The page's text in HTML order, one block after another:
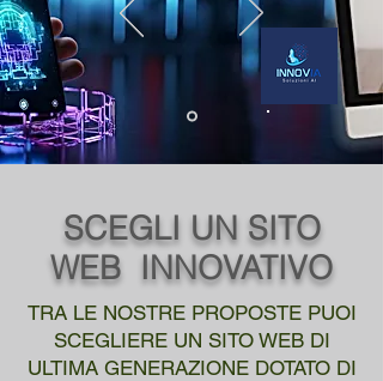
SCEGLI UN SITO
WEB INNOVATIVO
TRA LE NOSTRE PROPOSTE PUOI
SCEGLIERE UN SITO WEB DI
ULTIMA GENERAZIONE DOTATO DI